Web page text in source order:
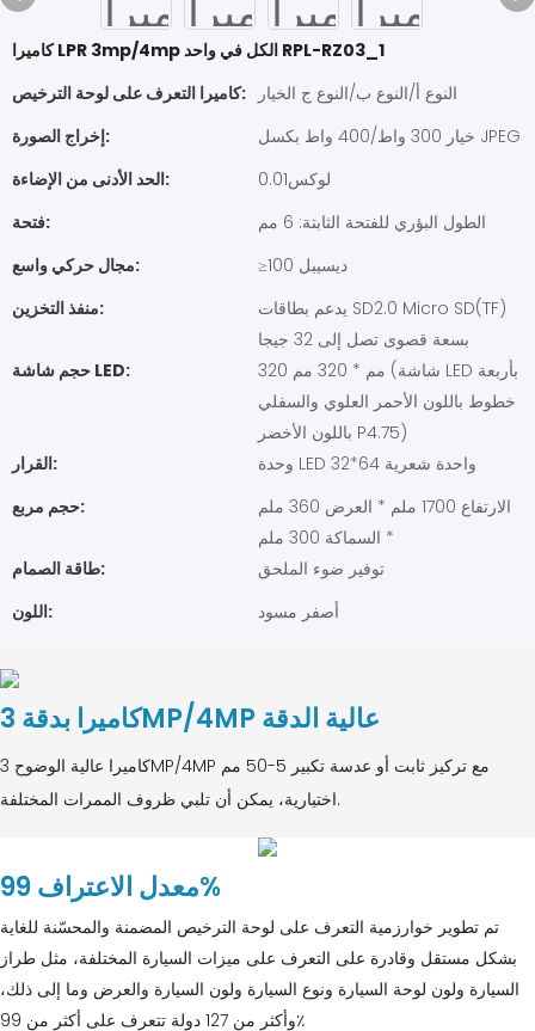
كاميرا LPR 3mp/4mp الكل في واحد RPL-RZ03_1
كاميرا التعرف على لوحة الترخيص:
النوع أ/النوع ب/النوع ج الخيار
إخراج الصورة:
خيار 300 واط/400 واط بكسل JPEG
الحد الأدنى من الإضاءة:
لوكس0.01
فتحة:
الطول البؤري للفتحة الثابتة: 6 مم
مجال حركي واسع:
≥100 ديسيبل
منفذ التخزين:
يدعم بطاقات SD2.0 Micro SD(TF)
بسعة قصوى تصل إلى 32 جيجا
حجم شاشة LED:
320 مم * 320 مم (شاشة LED بأربعة
خطوط باللون الأحمر العلوي والسفلي
باللون الأخضر P4.75)
القرار:
وحدة LED واحدة شعرية 64*32
حجم مربع:
الارتفاع 1700 ملم * العرض 360 ملم
* السماكة 300 ملم
طاقة الصمام:
توفير ضوء الملحق
اللون:
أصفر مسود
كاميرا بدقة 3MP/4MP عالية الدقة
كاميرا عالية الوضوح 3MP/4MP مع تركيز ثابت أو عدسة تكبير 5-50 مم
اختيارية، يمكن أن تلبي ظروف الممرات المختلفة.
معدل الاعتراف 99%
تم تطوير خوارزمية التعرف على لوحة الترخيص المضمنة والمحسّنة للغاية
بشكل مستقل وقادرة على التعرف على ميزات السيارة المختلفة، مثل طراز
السيارة ولون لوحة السيارة ونوع السيارة ولون السيارة والعرض وما إلى ذلك،
وأكثر من 127 دولة تتعرف على أكثر من 99٪